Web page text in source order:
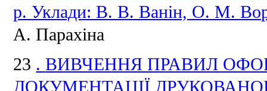
р. Уклади: В. В. Ванін, О. М.
А. Парахіна
23 .ВИВЧЕННЯ ПРАВИЛ
ДОКУМЕНТАЦІЇ